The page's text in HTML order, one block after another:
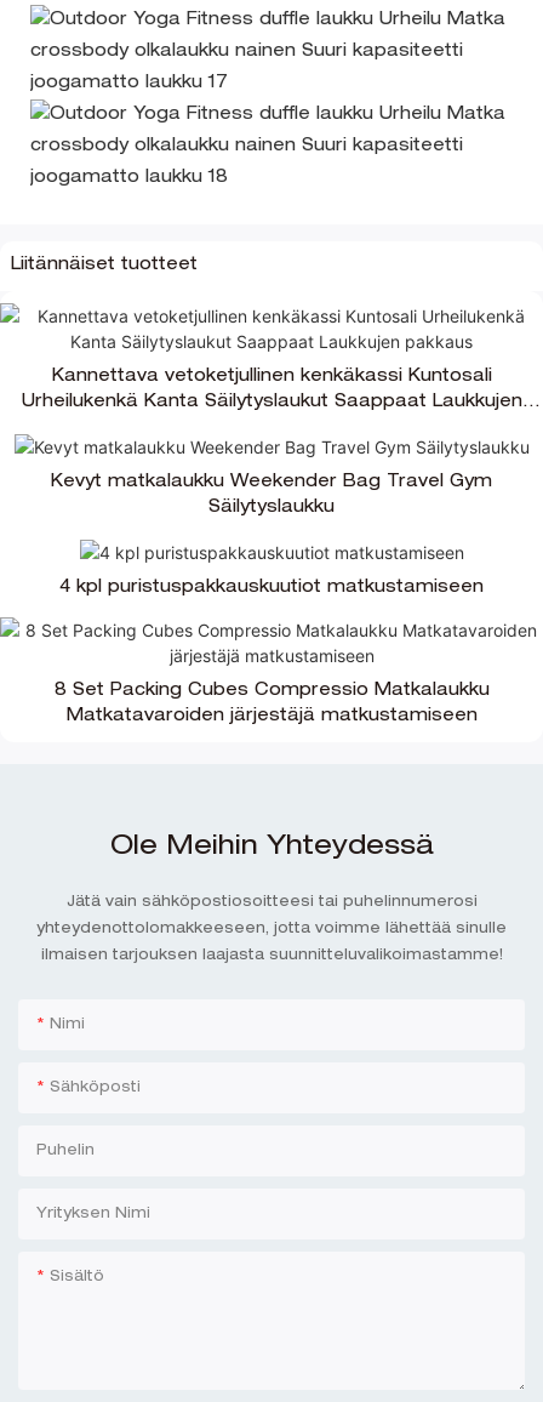
Liitännäiset tuotteet
Kannettava vetoketjullinen kenkäkassi Kuntosali
Urheilukenkä Kanta Säilytyslaukut Saappaat Laukkujen
Kevyt matkalaukku Weekender Bag Travel Gym
Säilytyslaukku
4 kpl puristuspakkauskuutiot matkustamiseen
8 Set Packing Cubes Compressio Matkalaukku
Matkatavaroiden järjestäjä matkustamiseen
Ole Meihin Yhteydessä
Jätä vain sähköpostiosoitteesi tai puhelinnumerosi
yhteydenottolomakkeeseen, jotta voimme lähettää sinulle
ilmaisen tarjouksen laajasta suunnitteluvalikoimastamme!
Nimi
Sähköposti
Puhelin
Yrityksen Nimi
Sisältö